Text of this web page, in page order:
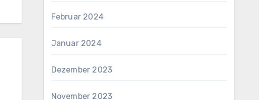
Februar 2024
Januar 2024
Dezember 2023
November 2023